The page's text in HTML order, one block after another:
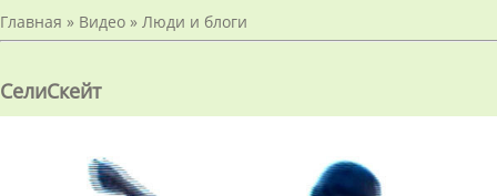
Главная » Видео » Люди и блоги
СелиСкейт